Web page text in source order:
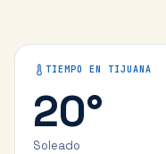
TIEMPO EN TIJUANA
20°
Soleado